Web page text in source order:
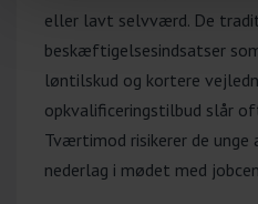
Cabi er et
videnshus, der
ansvarligt
mennesker og
Cabi stiller gratis
eller lavt selvværd. De
beskæftigelsesindsatser
løntilskud og kortere
opkvalificeringstilbud slår
Tværtimod risikerer de unge
nederlag i mødet med